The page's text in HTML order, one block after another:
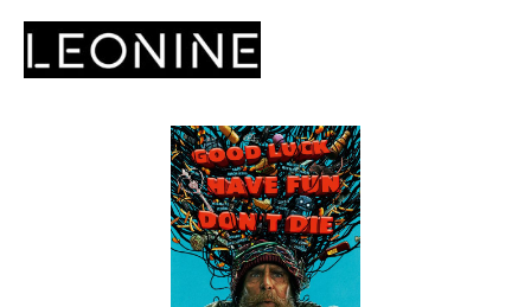
Bildergalerie überspringen